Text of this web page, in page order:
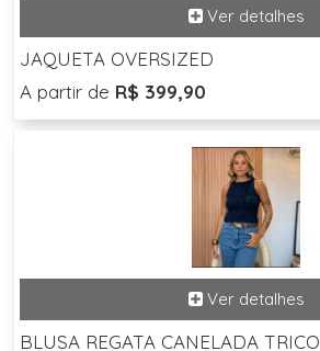
JAQUETA OVERSIZED
A partir de R$ 399,90
BLUSA REGATA CANELADA TRICO